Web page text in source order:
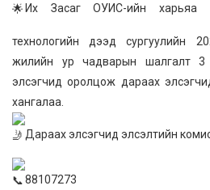
Их Засаг ОУИС-ийн харьяа
технологийн дээд сургуулийн
жилийн ур чадварын шалгалт 3
элсэгчид оролцож дараах
хангалаа.
Дараах элсэгчид элсэлтийн
88107273